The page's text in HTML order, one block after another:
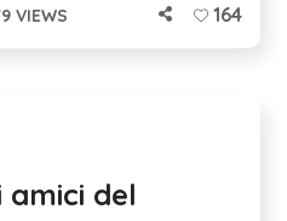
VIEWS 164
amici del